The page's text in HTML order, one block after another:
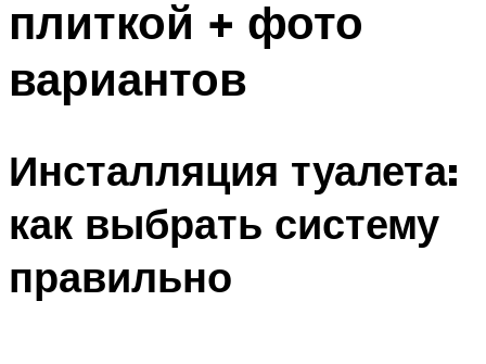
плиткой + фото
вариантов
Инсталляция туалета:
как выбрать систему
правильно